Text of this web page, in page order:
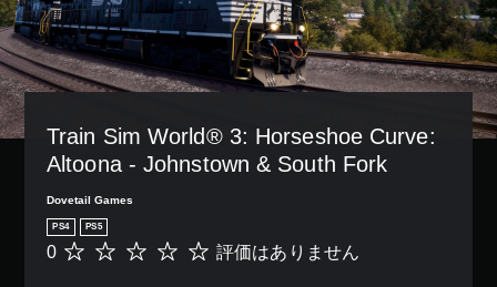
Train Sim World® 3: Horseshoe Curve:
Altoona - Johnstown & South Fork
Dovetail Games
PS4 PS5
評
0 評価はありません